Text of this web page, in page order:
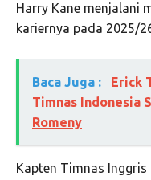
Harry Kane menjalani
kariernya pada 2025/
Baca Juga :
Erick
Timnas Indonesia
Romeny
Kapten Timnas